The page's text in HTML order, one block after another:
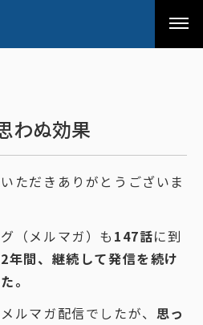
アカネサス
わぬ効果
ただきありがとうございま
（メルマガ）も 147話に到
年間、継続して発信を続け
。
ルマガ配信でしたが、 思っ